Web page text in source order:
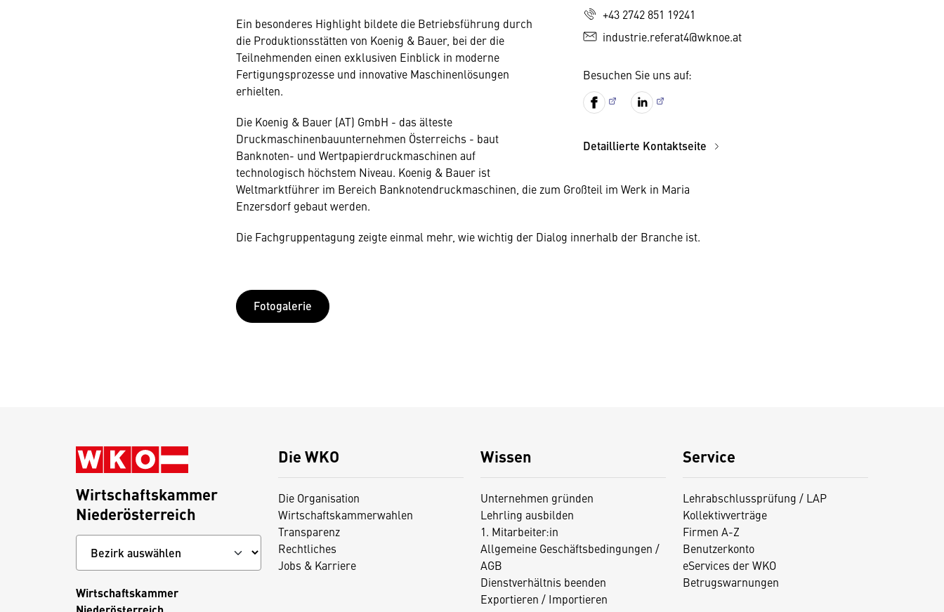
+43 2742 851 19241
industrie.referat4@wknoe.at
Besuchen Sie uns auf:
Detaillierte Kontaktseite
Ein besonderes Highlight bildete die Betriebsführung durch
die Produktionsstätten von Koenig & Bauer, bei der die
Teilnehmenden einen exklusiven Einblick in moderne
Fertigungsprozesse und innovative Maschinenlösungen
erhielten.
Die Koenig & Bauer (AT) GmbH - das älteste
Druckmaschinenbauunternehmen Österreichs - baut
Banknoten- und Wertpapierdruckmaschinen auf
technologisch höchstem Niveau. Koenig & Bauer ist
Weltmarktführer im Bereich Banknotendruckmaschinen, die zum Großteil im Werk in Maria
Enzersdorf gebaut werden.
Die Fachgruppentagung zeigte einmal mehr, wie wichtig der Dialog innerhalb der Branche ist.
Fotogalerie
Die WKO
Die Organisation
Wirtschaftskammerwahlen
Transparenz
Rechtliches
Jobs & Karriere
Wissen
Unternehmen gründen
Lehrling ausbilden
1. Mitarbeiter:in
Allgemeine Geschäftsbedingungen /
AGB
Dienstverhältnis beenden
Exportieren / Importieren
Service
Lehrabschlussprüfung / LAP
Kollektivverträge
Firmen A-Z
Benutzerkonto
eServices der WKO
Betrugswarnungen
Wirtschaftskammer
Niederösterreich
Wirtschaftskammer